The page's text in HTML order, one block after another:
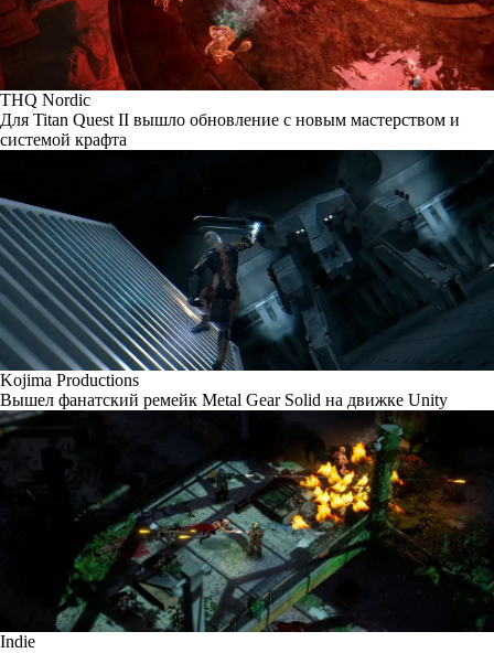
THQ Nordic
Для Titan Quest II вышло обновление с новым мастерством и
системой крафта
Kojima Productions
Вышел фанатский ремейк Metal Gear Solid на движке Unity
Indie